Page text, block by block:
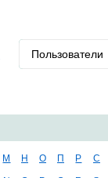
Пользователи
М Н О П Р С